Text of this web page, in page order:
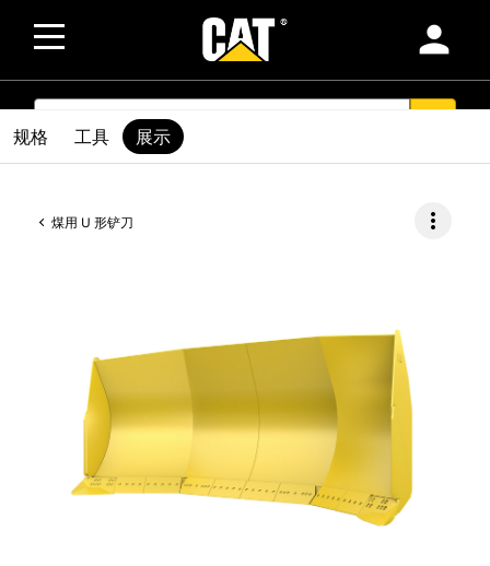
person
SEARCH
煤用 U 形铲刀 more_vert
规格 工具 展示